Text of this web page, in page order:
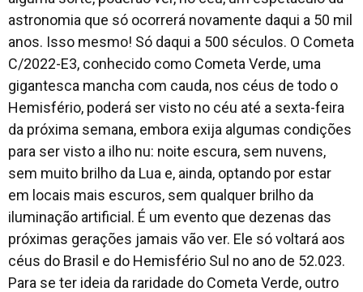
astronomia que só ocorrerá novamente daqui a 50 mil
anos. Isso mesmo! Só daqui a 500 séculos. O Cometa
C/2022-E3, conhecido como Cometa Verde, uma
gigantesca mancha com cauda, nos céus de todo o
Hemisfério, poderá ser visto no céu até a sexta-feira
da próxima semana, embora exija algumas condições
para ser visto a ilho nu: noite escura, sem nuvens,
sem muito brilho da Lua e, ainda, optando por estar
em locais mais escuros, sem qualquer brilho da
iluminação artificial. É um evento que dezenas das
próximas gerações jamais vão ver. Ele só voltará aos
céus do Brasil e do Hemisfério Sul no ano de 52.023.
Para se ter ideia da raridade do Cometa Verde, outro